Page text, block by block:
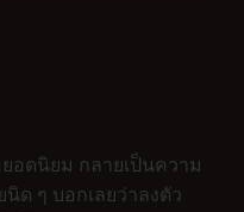
อดนิยม กลายเป็นความ
ด ๆ บอกเลยว่าลงตัว